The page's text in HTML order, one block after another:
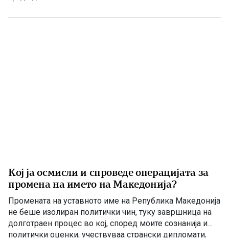
впечаток дека е сериозна опозиција. Но, граѓаните
Кој ја осмисли и спроведе операцијата за
промена на името на Македонија?
Промената на уставното име на Република Македонија
не беше изолиран политички чин, туку завршница на
долготраен процес во кој, според моите сознанија и
политички оценки, учествуваа странски дипломати,